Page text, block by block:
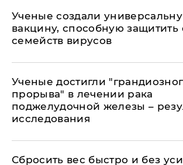
Ученые создали
вакцину, способную защитить
семейств вирусов
Ученые достигли
прорыва" в лечении рака
поджелудочной железы –
исследования
Сбросить вес быстро и без